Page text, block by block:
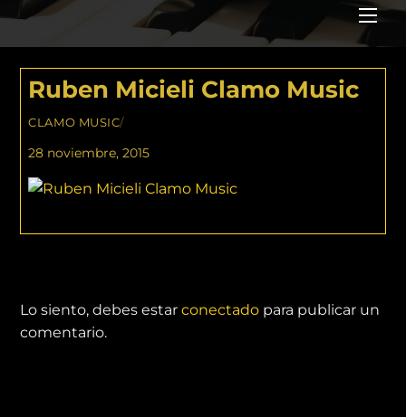
Ruben Micieli Clamo Music
CLAMO MUSIC/
28 noviembre, 2015
Lo siento, debes estarconectado para publicar un
comentario.